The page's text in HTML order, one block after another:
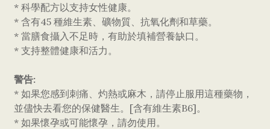
* 科學配方以支持女性健康。
* 含有45 種維生素、礦物質、抗氧化劑和草藥。
* 當膳食攝入不足時，有助於填補營養缺口。
* 支持整體健康和活力。
警告:
* 如果您感到刺痛、灼熱或麻木，請停止服用這種藥物，
並儘快去看您的保健醫生。[含有維生素B6]。
* 如果懷孕或可能懷孕，請勿使用。